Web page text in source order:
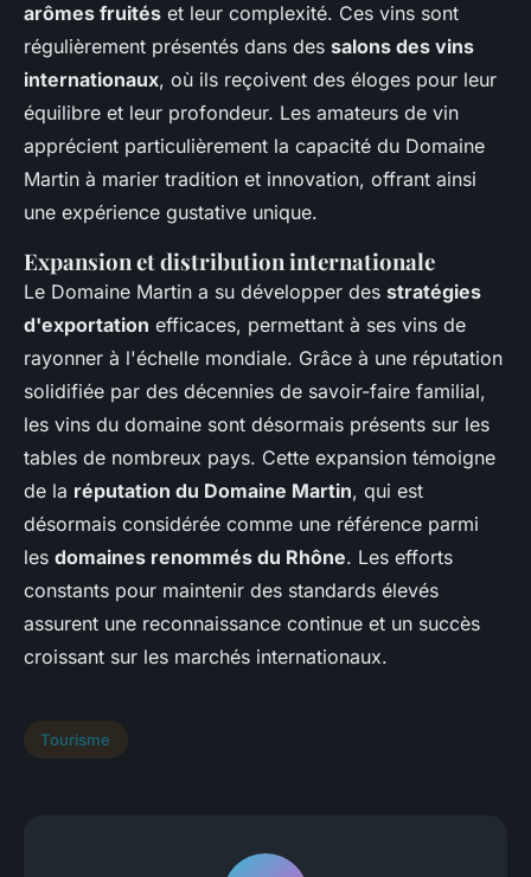
arômes fruités et leur complexité. Ces vins sont
régulièrement présentés dans des salons des vins
internationaux, où ils reçoivent des éloges pour leur
équilibre et leur profondeur. Les amateurs de vin
apprécient particulièrement la capacité du Domaine
Martin à marier tradition et innovation, offrant ainsi
une expérience gustative unique.
Expansion et distribution internationale
Le Domaine Martin a su développer des stratégies
d'exportation efficaces, permettant à ses vins de
rayonner à l'échelle mondiale. Grâce à une réputation
solidifiée par des décennies de savoir-faire familial,
les vins du domaine sont désormais présents sur les
tables de nombreux pays. Cette expansion témoigne
de la réputation du Domaine Martin, qui est
désormais considérée comme une référence parmi
les domaines renommés du Rhône. Les efforts
constants pour maintenir des standards élevés
assurent une reconnaissance continue et un succès
croissant sur les marchés internationaux.
Tourisme